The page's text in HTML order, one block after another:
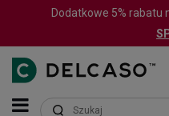
Dodatkowe 5% rabatu